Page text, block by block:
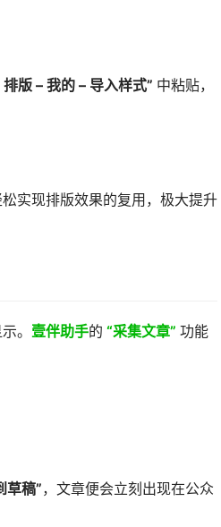
版 – 我的 – 导入样式” 中粘贴，
松实现排版效果的复用，极大提升
。 壹伴助手的 “采集文章” 功能
草稿”，文章便会立刻出现在公众